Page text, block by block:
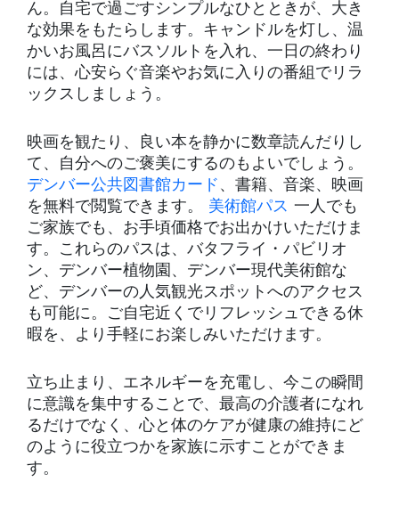
ん。自宅で過ごすシンプルなひとときが、大き
な効果をもたらします。キャンドルを灯し、温
かいお風呂にバスソルトを入れ、一日の終わり
には、心安らぐ音楽やお気に入りの番組でリラ
ックスしましょう。
映画を観たり、良い本を静かに数章読んだりし
て、自分へのご褒美にするのもよいでしょう。
デンバー公共図書館カード、書籍、音楽、映画
を無料で閲覧できます。 美術館パス 一人でも
ご家族でも、お手頃価格でお出かけいただけま
す。これらのパスは、バタフライ・パビリオ
ン、デンバー植物園、デンバー現代美術館な
ど、デンバーの人気観光スポットへのアクセス
も可能に。ご自宅近くでリフレッシュできる休
暇を、より手軽にお楽しみいただけます。
立ち止まり、エネルギーを充電し、今この瞬間
に意識を集中することで、最高の介護者になれ
るだけでなく、心と体のケアが健康の維持にど
のように役立つかを家族に示すことができま
す。